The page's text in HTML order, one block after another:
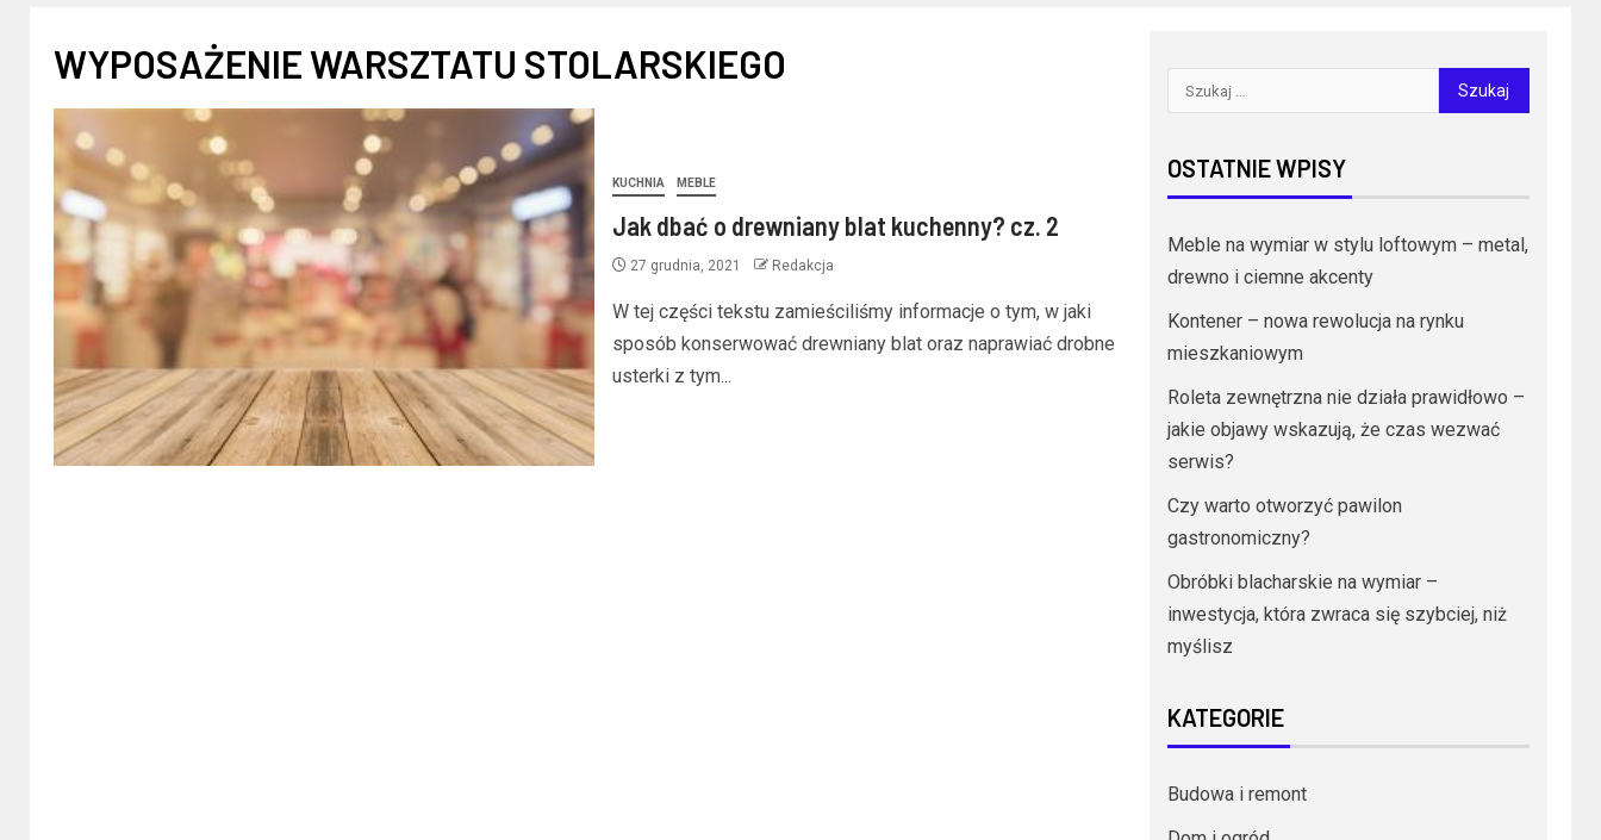
WYPOSAŻENIE WARSZTATU STOLARSKIEGO
KUCHNIA MEBLE
Jak dbać o drewniany blat kuchenny? cz. 2
27 grudnia, 2021 Redakcja
W tej części tekstu zamieściliśmy informacje o tym, w jaki
sposób konserwować drewniany blat oraz naprawiać drobne
usterki z tym...
OSTATNIE WPISY
Meble na wymiar w stylu loftowym – metal,
drewno i ciemne akcenty
Kontener – nowa rewolucja na rynku
mieszkaniowym
Roleta zewnętrzna nie działa prawidłowo –
jakie objawy wskazują, że czas wezwać
serwis?
Czy warto otworzyć pawilon
gastronomiczny?
Obróbki blacharskie na wymiar –
inwestycja, która zwraca się szybciej, niż
myślisz
KATEGORIE
Budowa i remont